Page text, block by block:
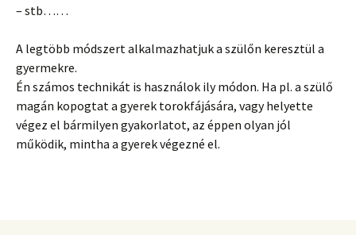
– stb……
A legtöbb módszert alkalmazhatjuk a szülőn keresztül a
gyermekre.
Én számos technikát is használok ily módon. Ha pl. a szülő
magán kopogtat a gyerek torokfájására, vagy helyette
végez el bármilyen gyakorlatot, az éppen olyan jól
működik, mintha a gyerek végezné el.